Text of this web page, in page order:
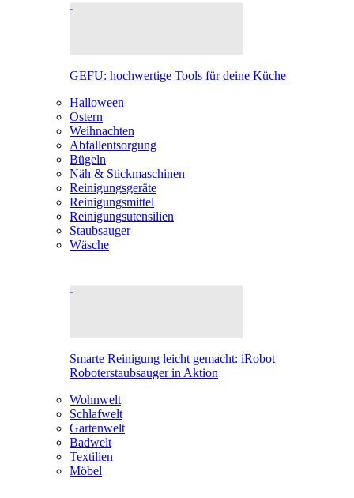
GEFU: hochwertige Tools für deine Küche
Halloween
Ostern
Weihnachten
Abfallentsorgung
Bügeln
Näh & Stickmaschinen
Reinigungsgeräte
Reinigungsmittel
Reinigungsutensilien
Staubsauger
Wäsche
Smarte Reinigung leicht gemacht: iRobot
Roboterstaubsauger in Aktion
Wohnwelt
Schlafwelt
Gartenwelt
Badwelt
Textilien
Möbel